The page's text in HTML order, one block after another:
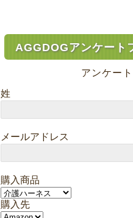
AGGDOGアンケート
アンケー
姓
メールアドレス
購入商品
購入先